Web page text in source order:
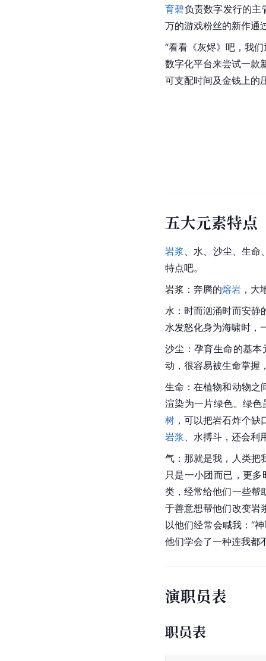
育碧负责数字发行的主
万的游戏粉丝的新作通
“看看《灰烬》吧，我
数字化平台来尝试一款
可支配时间及金钱上的
五大元素特点
岩浆、水、沙尘、生命
特点吧。
岩浆：奔腾的熔岩 ，
水：时而汹涌时而安静
水发怒化身为海啸时，
沙尘：孕育生命的基
动，很容易被生命掌握
生命：在植物和动物之
渲染为一片绿色。绿
树 ，可以把岩石炸个
岩浆、水搏斗，还会利
气：那就是我，人类把
只是一小团而已，更
类，经常给他们一些帮
于善意想帮他们改变岩
以他们经常会喊我：“
他们学会了一种连我都
演职员表
职员表